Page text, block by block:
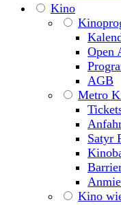
Kino
Open
AGB
Metro
Satyr
Kino